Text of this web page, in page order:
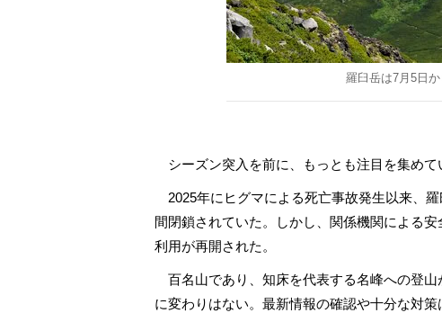
羅臼岳は7月5日
シーズン突入を前に、もっとも注目を集めて
2025年にヒグマによる死亡事故発生以来、
間閉鎖されていた。しかし、関係機関による
利用が再開された。
百名山であり、知床を代表する名峰への登
に変わりはない。最新情報の確認や十分な対策